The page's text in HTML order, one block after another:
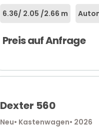
6.36/ 2.05 /2.66 m
Preis auf Anfrage
Dexter 560
Neu• Kastenwagen• 2026